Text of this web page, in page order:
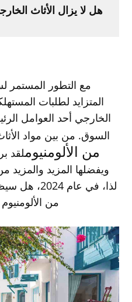
هل لا يزال الأثاث
مع التطور المستمر
المتزايد لطلبات
الخارجي أحد العوامل
السوق. من بين مواد
من الألومنيوملقد
ويفضلها المزيد والمزيد
لذا، في عام
من